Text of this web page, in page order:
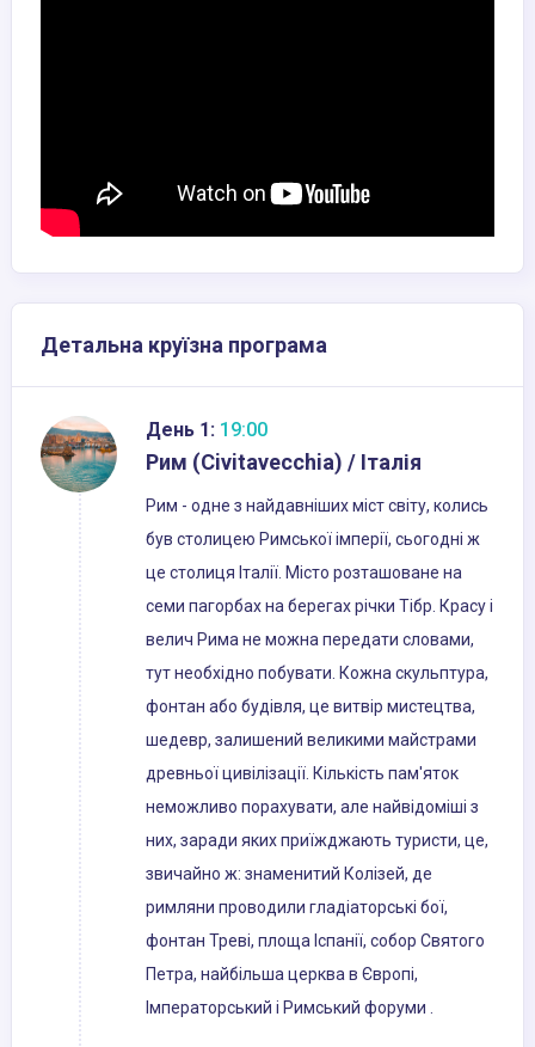
Детальна круїзна програма
День 1: 19:00
Рим (Civitavecchia) / Італія
Рим - одне з найдавніших міст світу, колись
був столицею Римської імперії, сьогодні ж
це столиця Італії. Місто розташоване на
семи пагорбах на берегах річки Тібр. Красу і
велич Рима не можна передати словами,
тут необхідно побувати. Кожна скульптура,
фонтан або будівля, це витвір мистецтва,
шедевр, залишений великими майстрами
древньої цивілізації. Кількість пам'яток
неможливо порахувати, але найвідоміші з
них, заради яких приїжджають туристи, це,
звичайно ж: знаменитий Колізей, де
римляни проводили гладіаторські бої,
фонтан Треві, площа Іспанії, собор Святого
Петра, найбільша церква в Європі,
Імператорський і Римський форуми .